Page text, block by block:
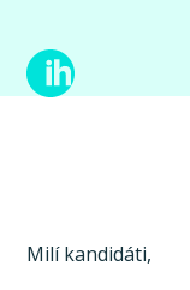
Milí kandidáti,